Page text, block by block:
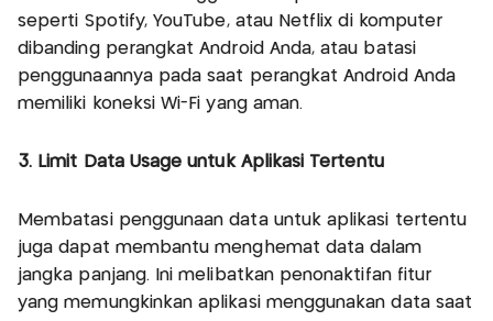
seperti Spotify, YouTube, atau Netflix di komputer
dibanding perangkat Android Anda, atau batasi
penggunaannya pada saat perangkat Android Anda
memiliki koneksi Wi-Fi yang aman.
3. Limit Data Usage untuk Aplikasi Tertentu
Membatasi penggunaan data untuk aplikasi tertentu
juga dapat membantu menghemat data dalam
jangka panjang. Ini melibatkan penonaktifan fitur
yang memungkinkan aplikasi menggunakan data saat